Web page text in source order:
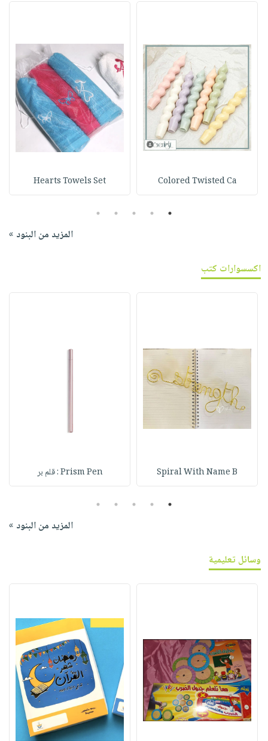
Colored Twisted Ca
Hearts Towels Set
1
2
3
4
5
المزيد من البنود »
اكسسوارات كتب
Spiral With Name B Prism Pen : قلم بر
1
2
3
4
5
المزيد من البنود »
وسائل تعليمية